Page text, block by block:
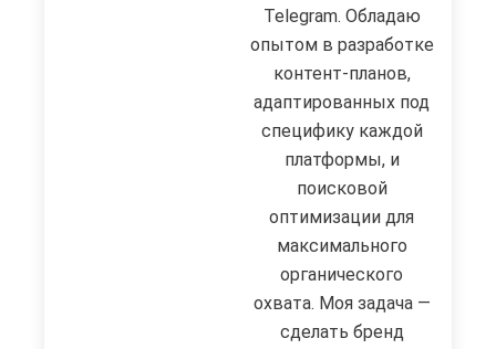
Telegram. Обладаю
опытом в разработке
контент-планов,
адаптированных под
специфику каждой
платформы, и
поисковой
оптимизации для
максимального
органического
охвата. Моя задача —
сделать бренд